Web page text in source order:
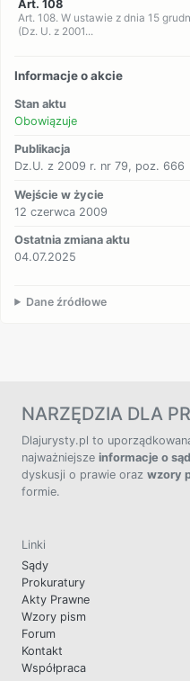
Art. 108
Art. 108. W ustawie z dnia 15
(Dz. U. z 2001...
Informacje o akcie
Stan aktu
Obowiązuje
Publikacja
Dz.U. z 2009 r. nr 79, poz. 666
Wejście w życie
12 czerwca 2009
Ostatnia zmiana aktu
04.07.2025
Dane źródłowe
NARZĘDZIA DLA
Dlajurysty.pl to
najważniejsze informacje o
dyskusji o prawie oraz wzory
formie.
Linki
Sądy
Prokuratury
Akty Prawne
Wzory pism
Forum
Kontakt
Współpraca